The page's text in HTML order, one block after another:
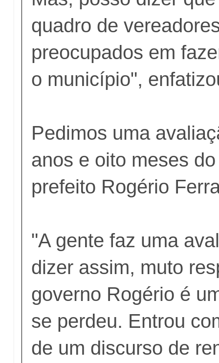
quadro de
preocupados em
o município",
Pedimos uma
anos e oito meses
prefeito Rogério
"A gente faz uma
dizer assim, muto
governo Rogério é
se perdeu. Entrou
de um discurso de